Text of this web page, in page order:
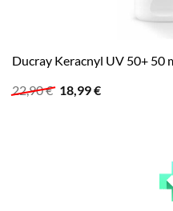
Ducray Keracnyl UV 50+ 50
22,90€ Ursprünglicher
18,99€Aktueller